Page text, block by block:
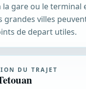
la gare ou le terminal
grandes villes
de depart utiles.
DU TRAJET